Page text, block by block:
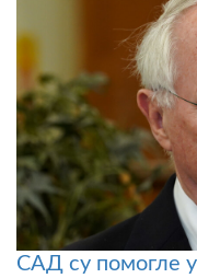
САД су помогле